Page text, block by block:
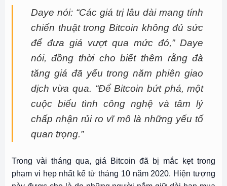
Daye nói: “Các giá trị lâu dài mang tính
chiến thuật trong Bitcoin không đủ sức
để đưa giá vượt qua mức đó,” Daye
nói, đồng thời cho biết thêm rằng đà
tăng giá đã yếu trong năm phiên giao
dịch vừa qua. “Để Bitcoin bứt phá, một
cuộc biểu tình công nghệ và tâm lý
chấp nhận rủi ro vĩ mô là những yếu tố
quan trọng.”
Trong vài tháng qua, giá Bitcoin đã bị mắc kẹt trong
phạm vi hẹp nhất kể từ tháng 10 năm 2020. Hiện tượng